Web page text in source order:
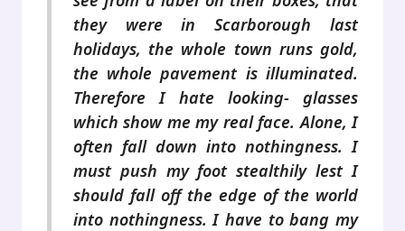
they were in Scarborough last
holidays, the whole town runs gold,
the whole pavement is illuminated.
Therefore I hate looking- glasses
which show me my real face. Alone, I
often fall down into nothingness. I
must push my foot stealthily lest I
should fall off the edge of the world
into nothingness. I have to bang my